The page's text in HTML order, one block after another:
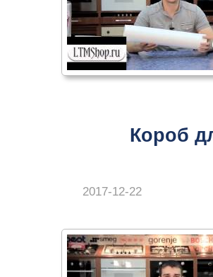
Короб
2017-12-22